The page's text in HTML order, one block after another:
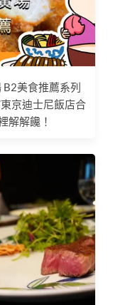
B2美食推薦系列
京迪士尼飯店合
解解饞！